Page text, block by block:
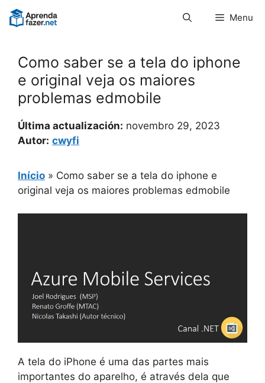
Pular
para
Menu
Como saber se a tela do iphone
e original veja os maiores
problemas edmobile
Última actualización: novembro 29, 2023
Autor: cwyfi
Início » Como saber se a tela do iphone e
original veja os maiores problemas edmobile
A tela do iPhone é uma das partes mais
importantes do aparelho, é através dela que